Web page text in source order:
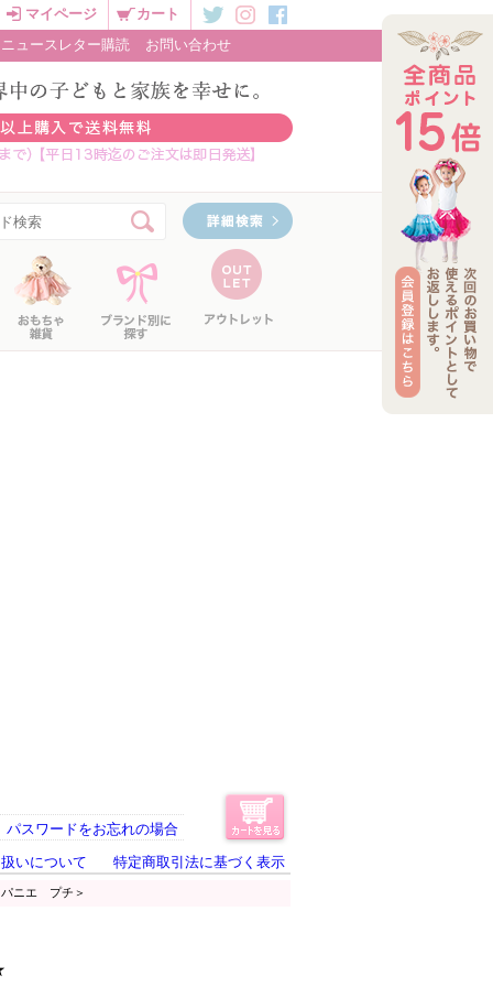
マイページ
カート
ニュースレター購読
お問い合わせ
パスワードをお忘れの場合
いについて
特定商取引法に基づく表示
ニエ プチ＞